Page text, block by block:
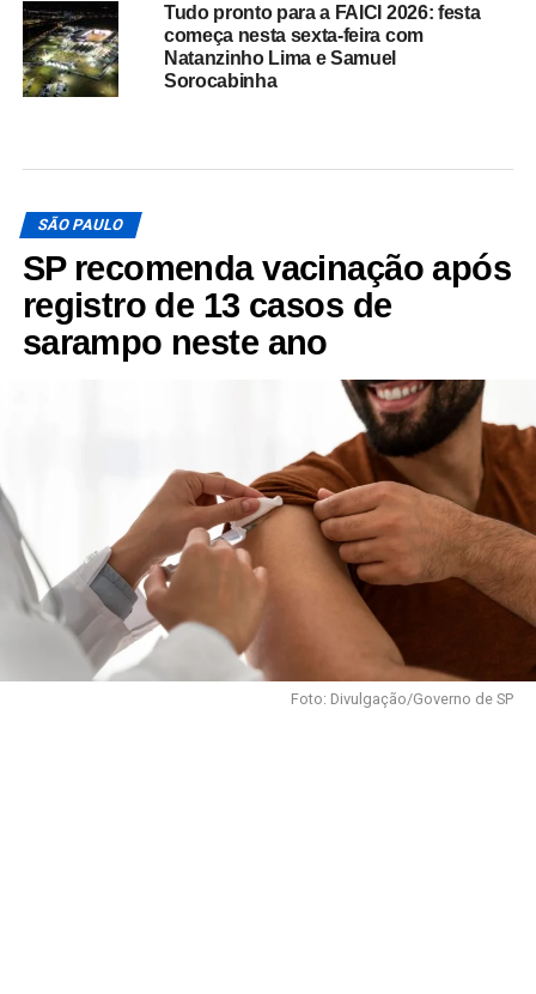
Tudo pronto para a FAICI 2026: festa
começa nesta sexta-feira com
Natanzinho Lima e Samuel
Sorocabinha
SÃO PAULO
SP recomenda vacinação após
registro de 13 casos de
sarampo neste ano
Foto: Divulgação/Governo de SP